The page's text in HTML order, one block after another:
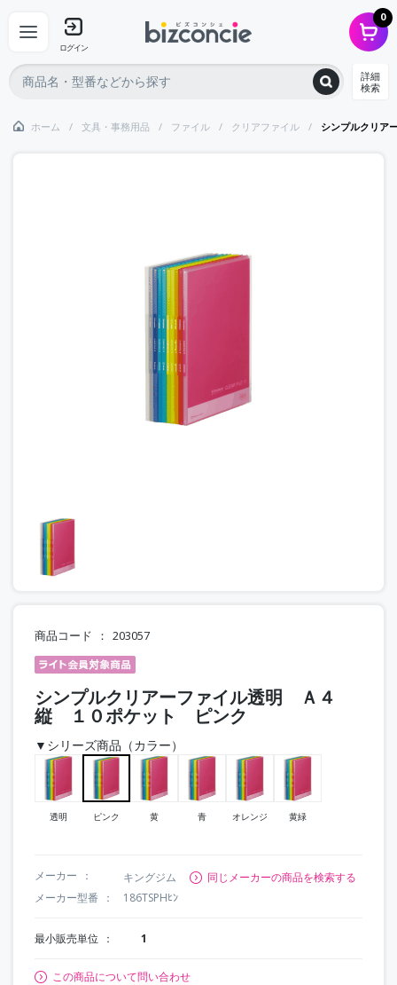
ログイン
0
詳細
検索
ホーム 文具・事務用品 ファイル クリアファイル シンプルクリ
商品コード 203057
シンプルクリアーファイル透明 Ａ４
縦 １０ポケット ピンク
▼シリーズ商品（カラー）
透明 ピンク 黄 青 オレンジ 黄緑
メーカー キングジム
同じメーカーの商品を検索する
メーカー型番
186TSPHﾋﾝ
最小販売単位 1
この商品について問い合わせ